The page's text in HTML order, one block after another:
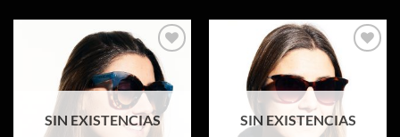
Añadir
a la
lista de
deseos
SIN EXISTENCIAS
lista de
SIN EXISTENCIAS